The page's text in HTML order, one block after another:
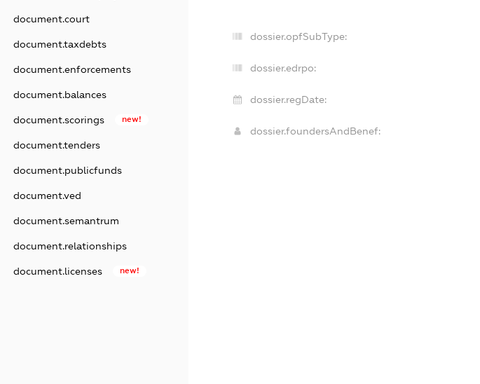
document.court
document.taxdebts
document.enforcements
document.balances
document.scorings new!
document.tenders
document.publicfunds
document.ved
document.semantrum
document.relationships
document.licenses new!
dossier.opfSubType:
dossier.edrpo:
dossier.regDate:
dossier.foundersAndBenef: